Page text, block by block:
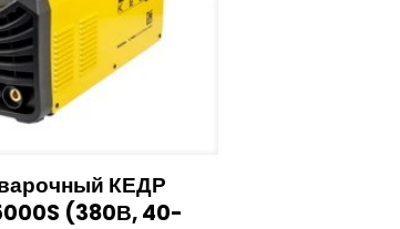
КЕДР
(380В, 40-